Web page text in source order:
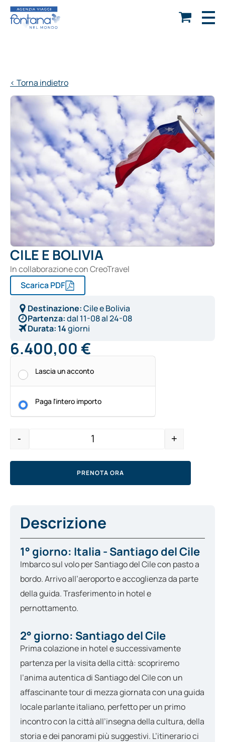
< Torna indietro
CILE E BOLIVIA
In collaborazione con CreoTravel
Scarica PDF
Destinazione:Cile e Bolivia
Partenza:dal 11-08al24-08
Durata: 14giorni
6.400,00€
Lascia un acconto
Paga l'intero importo
- +
PRENOTA ORA
Descrizione
1° giorno: Italia - Santiago del Cile
Imbarco sul volo per Santiago del Cile con pasto a
bordo. Arrivo all’aeroporto e accoglienza da parte
della guida. Trasferimento in hotel e
pernottamento.
2° giorno: Santiago del Cile
Prima colazione in hotel e successivamente
partenza per la visita della città: scopriremo
l’anima autentica di Santiago del Cile con un
affascinante tour di mezza giornata con una guida
locale parlante italiano, perfetto per un primo
incontro con la città all’insegna della cultura, della
storia e dei panorami più suggestivi. L’itinerario ci